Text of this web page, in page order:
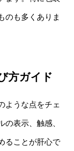
のも多くありま
方ガイド
ような点をチェ
の表示、触感、
ることが肝心で